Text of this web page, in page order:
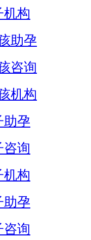
机构
助孕
咨询
机构
助孕
咨询
机构
助孕
咨询